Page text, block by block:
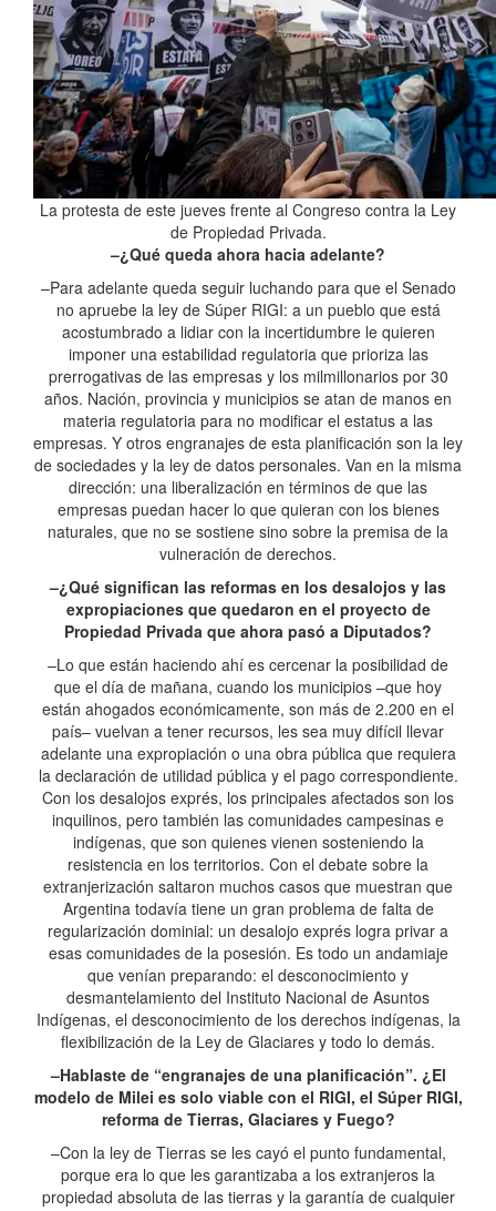
La protesta de este jueves frente al Congreso contra la Ley
de Propiedad Privada.
–¿Qué queda ahora hacia adelante?
–Para adelante queda seguir luchando para que el Senado
no apruebe la ley de Súper RIGI: a un pueblo que está
acostumbrado a lidiar con la incertidumbre le quieren
imponer una estabilidad regulatoria que prioriza las
prerrogativas de las empresas y los milmillonarios por 30
años. Nación, provincia y municipios se atan de manos en
materia regulatoria para no modificar el estatus a las
empresas. Y otros engranajes de esta planificación son la ley
de sociedades y la ley de datos personales. Van en la misma
dirección: una liberalización en términos de que las
empresas puedan hacer lo que quieran con los bienes
naturales, que no se sostiene sino sobre la premisa de la
vulneración de derechos.
–¿Qué significan las reformas en los desalojos y las
expropiaciones que quedaron en el proyecto de
Propiedad Privada que ahora pasó a Diputados?
–Lo que están haciendo ahí es cercenar la posibilidad de
que el día de mañana, cuando los municipios –que hoy
están ahogados económicamente, son más de 2.200 en el
país– vuelvan a tener recursos, les sea muy difícil llevar
adelante una expropiación o una obra pública que requiera
la declaración de utilidad pública y el pago correspondiente.
Con los desalojos exprés, los principales afectados son los
inquilinos, pero también las comunidades campesinas e
indígenas, que son quienes vienen sosteniendo la
resistencia en los territorios. Con el debate sobre la
extranjerización saltaron muchos casos que muestran que
Argentina todavía tiene un gran problema de falta de
regularización dominial: un desalojo exprés logra privar a
esas comunidades de la posesión. Es todo un andamiaje
que venían preparando: el desconocimiento y
desmantelamiento del Instituto Nacional de Asuntos
Indígenas, el desconocimiento de los derechos indígenas, la
flexibilización de la Ley de Glaciares y todo lo demás.
–Hablaste de “engranajes de una planificación”. ¿El
modelo de Milei es solo viable con el RIGI, el Súper RIGI,
reforma de Tierras, Glaciares y Fuego?
–Con la ley de Tierras se les cayó el punto fundamental,
porque era lo que les garantizaba a los extranjeros la
propiedad absoluta de las tierras y la garantía de cualquier